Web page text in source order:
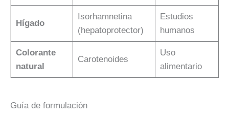
Hígado
Isorhamnetina
(hepatoprotector)
Estudios
humanos
Colorante
natural
Carotenoides
Uso
alimentario
Guía de formulación